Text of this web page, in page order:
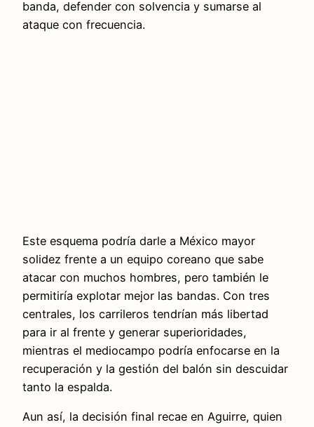
banda, defender con solvencia y sumarse al
ataque con frecuencia.
Este esquema podría darle a México mayor
solidez frente a un equipo coreano que sabe
atacar con muchos hombres, pero también le
permitiría explotar mejor las bandas. Con tres
centrales, los carrileros tendrían más libertad
para ir al frente y generar superioridades,
mientras el mediocampo podría enfocarse en la
recuperación y la gestión del balón sin descuidar
tanto la espalda.
Aun así, la decisión final recae en Aguirre, quien